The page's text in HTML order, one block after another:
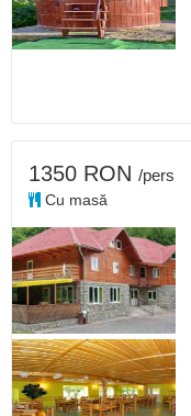
1350 RON /pers
Cu masă